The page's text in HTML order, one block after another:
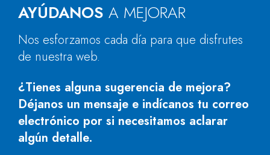
AYÚDANOS A MEJORAR
Nos esforzamos cada día para que disfrutes
de nuestra web.
¿Tienes alguna sugerencia de mejora?
Déjanos un mensaje e indícanos tu correo
electrónico por si necesitamos aclarar
algún detalle.